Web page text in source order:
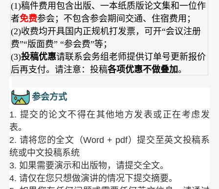
(1)稿件费用包含出版、一本纸质版论文集和一位作
者免费参会；不包含参会期间交通、住宿费用；
(2)收费均开具国内正规机打发票，可开“会议注册
费”“版面费” “参会费”等；
(3)投稿优惠请联系会务组老师提供订单号更新报价
后再支付。请注意：投稿各项优惠不做叠加。
参会方式
1. 提交的论文不得在其他地方发表或正在考虑发
表。
2. 请将您的全文（Word + pdf）提交至英文投稿系
统或中文投稿系统
3. 如果需要演示和出版物，请提交全文。
4. 请仅在您只想做演讲的情况下提交摘要。